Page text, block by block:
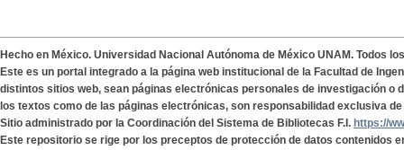
Hecho en México. Universidad Nacional Autónoma de México UNAM. Todos
Este es un portal integrado a la página web institucional de la Facultad de
distintos sitios web, sean páginas electrónicas personales de investigación o
los textos como de las páginas electrónicas, son responsabilidad exclusiva
Sitio administrado por la Coordinación del Sistema de Bibliotecas F.I. https://
Este repositorio se rige por los preceptos de protección de datos contenidos